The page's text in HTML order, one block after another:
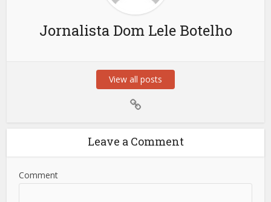
Jornalista Dom Lele Botelho
View all posts
Leave a Comment
Comment